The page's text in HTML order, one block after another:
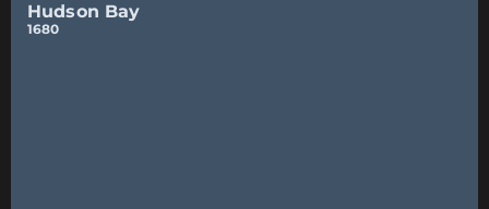
Hudson Bay
1680